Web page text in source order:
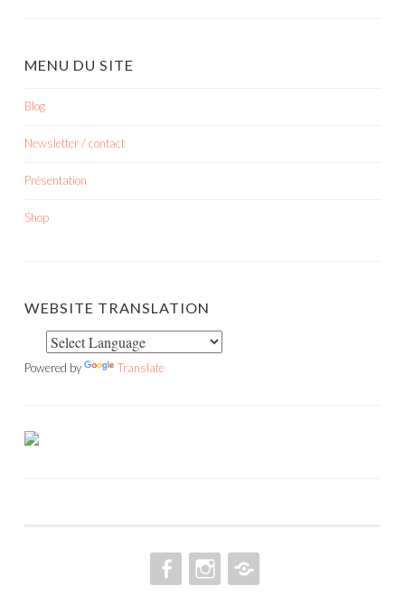
MENU DU SITE
Blog
Newsletter / contact
Présentation
Shop
WEBSITE TRANSLATION
Powered by Translate